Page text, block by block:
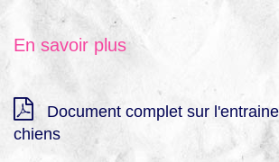
En savoir plus
Document complet sur
chiens